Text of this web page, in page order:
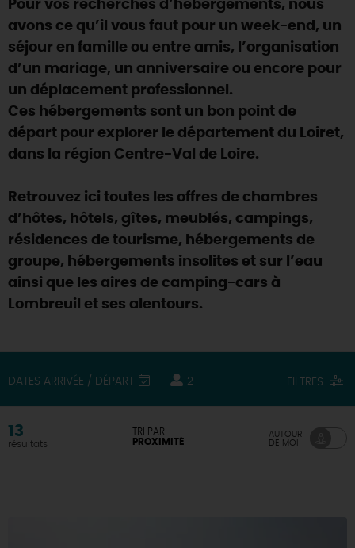
TOUTES LES ACTIVITÉS
Visitesgourmandesetcréatives
Vins etvignobles
Chic, une aire de pique-nique
Par ici lesguinguettes
Que rapporter du Loiret ?
La Route desMétiers d'Art
TOUT L'ART DE VIVRE
Des vacances auprès des animaux 🐎
(re)Découvrir les coulisses de la Faïencerie de
Gien !
Expérimenterles parcours Baludik
Une saison de festivals 🎉
Rendez-vous de la nature en 2026
Des sorties en famille dans le Loiret !
Programme des animations "Loiret au fil de l'eau"
2026
Où sortir ?
DEMAIN
CE WEEK-END
SE REPÉRER, SE DÉPLACER
INFOS &SERVICES
RÉSERVER MAINTENANT
Pour vos recherches d’hébergements, nous
avons ce qu’il vous faut pour un week-end, un
séjour en famille ou entre amis, l’organisation
d’un mariage, un anniversaire ou encore pour
un déplacement professionnel.
Ces hébergements sont un bon point de
départ pour explorer le département du Loiret,
dans la région Centre-Val de Loire.
Retrouvez ici toutes les offres de chambres
d’hôtes, hôtels, gîtes, meublés, campings,
résidences de tourisme, hébergements de
groupe, hébergements insolites et sur l’eau
ainsi que les aires de camping-cars à
Lombreuil et ses alentours.
DATES ARRIVÉE / DÉPART 2 FILTRES
13
résultats
TRI PAR
PROXIMITÉ
AUTOUR
DE MOI